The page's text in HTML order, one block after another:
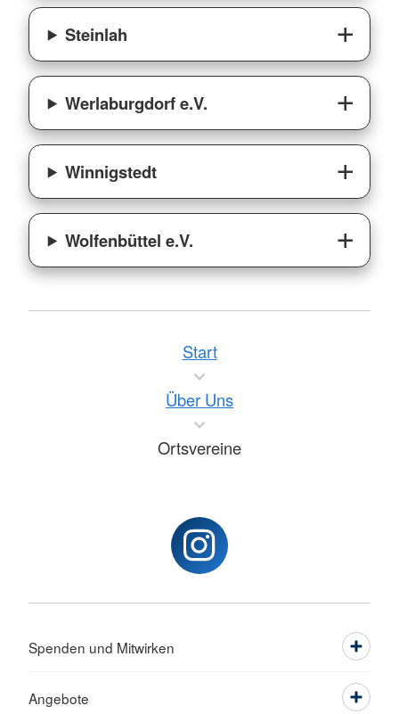
Steinlah
Werlaburgdorf e.V.
Winnigstedt
Wolfenbüttel e.V.
Start
Über Uns
Ortsvereine
Spenden und Mitwirken
Angebote